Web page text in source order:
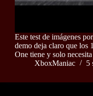
Este test de imágenes
demo deja claro que los
One tiene y solo
XboxManiac
5